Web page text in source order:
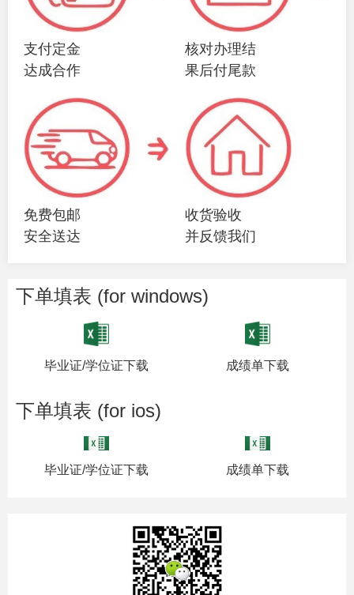
支付定金
达成合作
核对办理结
果后付尾款
免费包邮
安全送达
收货验收
并反馈我们
下单填表 (for windows)
毕业证/学位证下载 成绩单下载
下单填表 (for ios)
毕业证/学位证下载 成绩单下载